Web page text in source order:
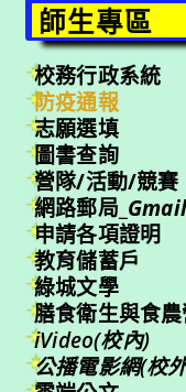
師生專區
校務行政系統
防疫通報
志願選填
圖書查詢
營隊/活動/競賽
網路郵局_ Gmail
申請各項證明
教育儲蓄戶
綠城文學
膳食衛生與食
iVideo(校內)
公播電影網(校